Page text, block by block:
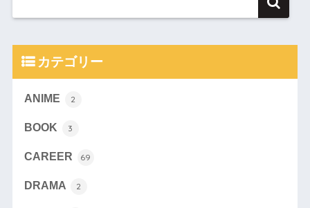
カテゴリー
ANIME 2
BOOK 3
CAREER 69
DRAMA 2